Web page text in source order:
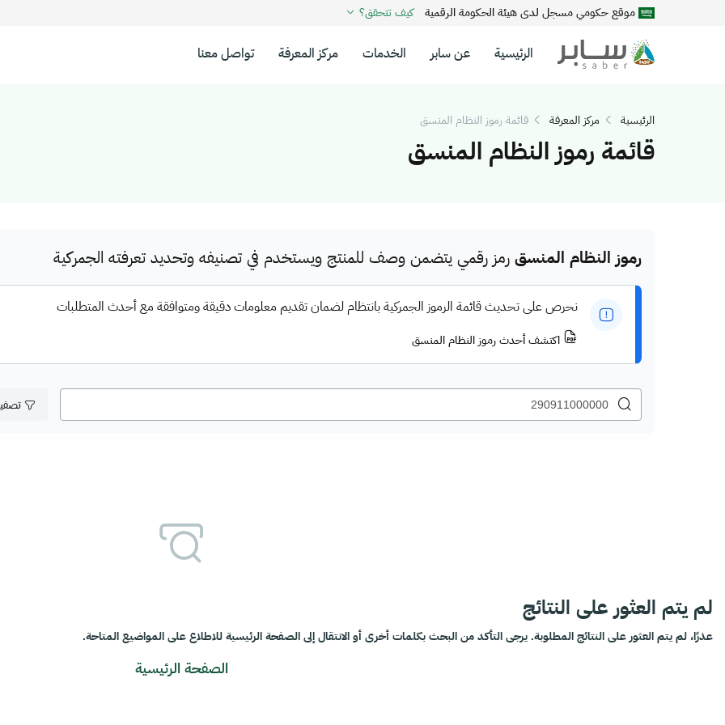
موقع حكومي مسجل لدى هيئة الحكومة الرقمية كيف تتحقق؟
الرئيسية عن سابر الخدمات مركز المعرفة تواصل معنا
الرئيسية مركز المعرفة قائمة رموز النظام المنسق
قائمة رموز النظام المنسق
رموز النظام المنسق رمز رقمي يتضمن وصف للمنتج ويستخدم في تصنيفه وتحديد تعرفته الجمركية
نحرص على تحديث قائمة الرموز الجمركية بانتظام لضمان تقديم معلومات دقيقة ومتوافقة مع أحدث المتطلبات
اكتشف أحدث رموز النظام المنسق
لم يتم العثور على النتائج
عذرًا، لم يتم العثور على النتائج المطلوبة. يرجى التأكد من البحث بكلمات أخرى أو الانتقال إلى الصفحة الرئيسية للاطلاع على المواضيع المتاحة.
الصفحة الرئيسية